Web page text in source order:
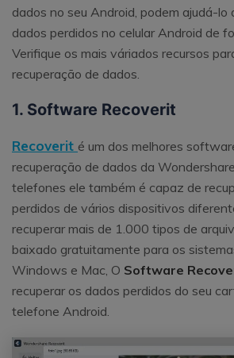
dados no seu Android, podem ajudá-lo
dados perdidos no celular Android de
Verifique os mais váriados recursos
recuperação de dados.
1. Software Recoverit
Recoverit é um dos melhores
recuperação de dados da
telefones ele também é capaz de
perdidos de vários dispositivos
recuperar mais de 1.000 tipos de
baixado gratuitamente para os
Windows e Mac, O Software
recuperar os dados perdidos do seu
telefone Android.